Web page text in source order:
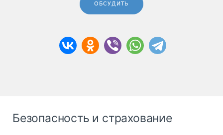
ОБСУДИТЬ
Безопасность и страхование